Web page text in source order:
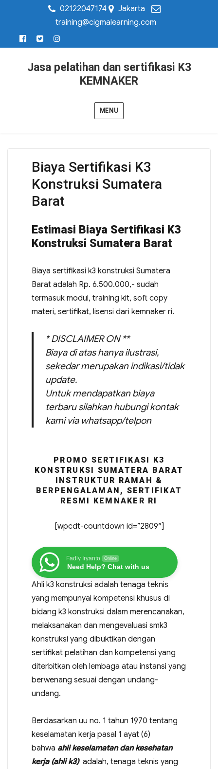
02122047174
Jakarta
training@cigmalearning.com
Jasa pelatihan dan sertifikasi K3
KEMNAKER
MENU
Biaya Sertifikasi K3
Konstruksi Sumatera
Barat
Estimasi Biaya Sertifikasi K3
Konstruksi Sumatera Barat
Biaya sertifikasi k3 konstruksi Sumatera
Barat adalah Rp. 6.500.000,- sudah
termasuk modul, training kit, soft copy
materi, sertifikat, lisensi dari kemnaker ri.
* DISCLAIMER ON **
Biaya di atas hanya ilustrasi,
sekedar merupakan indikasi/tidak
update.
Untuk mendapatkan biaya
terbaru silahkan hubungi kontak
kami via whatsapp/telpon
PROMO SERTIFIKASI K3
KONSTRUKSI SUMATERA BARAT
INSTRUKTUR RAMAH &
BERPENGALAMAN, SERTIFIKAT
RESMI KEMNAKER RI
[wpcdt-countdown id=”2809″]
Fadly Iryanto Online
Need Help? Chat with us
Ahli k3 konstruksi adalah tenaga teknis
yang mempunyai kompetensi khusus di
bidang k3 konstruksi dalam merencanakan,
melaksanakan dan mengevaluasi smk3
konstruksi yang dibuktikan dengan
sertifikat pelatihan dan kompetensi yang
diterbitkan oleh lembaga atau instansi yang
berwenang sesuai dengan undang-
undang.
Berdasarkan uu no. 1 tahun 1970 tentang
keselamatan kerja pasal 1 ayat (6)
bahwa ahli keselamatan dan kesehatan
kerja (ahli k3)adalah, tenaga teknis yang